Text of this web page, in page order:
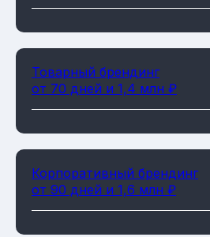
Товарный брендинг
от 70 дней и 1,4 млн ₽
Корпоративный брендинг
от 90 дней и 1,6 млн ₽